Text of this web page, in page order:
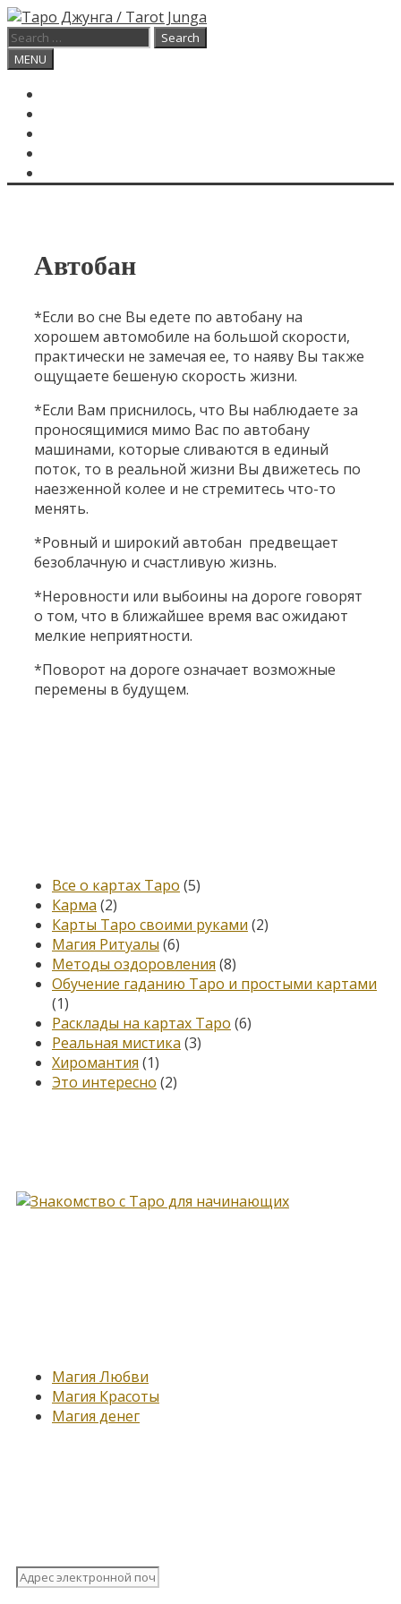
Skip
to
content
Search
for:
Search
MENU
Автобан
*Если во сне Вы едете по автобану на
хорошем автомобиле на большой скорости,
практически не замечая ее, то наяву Вы также
ощущаете бешеную скорость жизни.
*Если Вам приснилось, что Вы наблюдаете за
проносящимися мимо Вас по автобану
машинами, которые сливаются в единый
поток, то в реальной жизни Вы движетесь по
наезженной колее и не стремитесь что-то
менять.
*Ровный и широкий автобан предвещает
безоблачную и счастливую жизнь.
*Неровности или выбоины на дороге говорят
о том, что в ближайшее время вас ожидают
мелкие неприятности.
*Поворот на дороге означает возможные
перемены в будущем.
Все о картах Таро (5)
Карма (2)
Карты Таро своими руками (2)
Магия Ритуалы (6)
Методы оздоровления (8)
Обучение гаданию Таро и простыми картами
(1)
Расклады на картах Таро (6)
Реальная мистика (3)
Хиромантия (1)
Это интересно (2)
Магия Любви
Магия Красоты
Магия денег